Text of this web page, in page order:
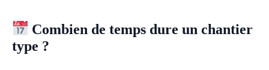
Combien de temps dure un chantier
type ?